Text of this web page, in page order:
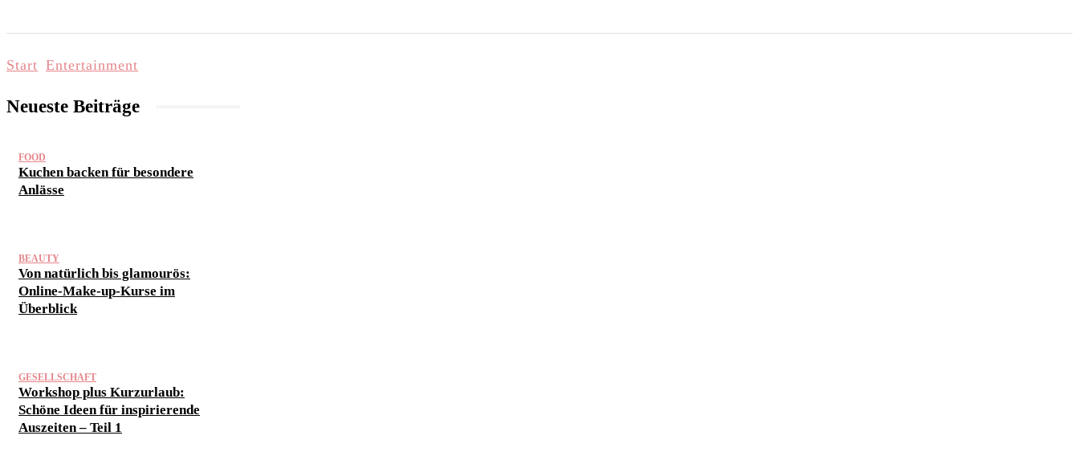
Start Entertainment
Neueste Beiträge
FOOD
Kuchen backen für besondere
Anlässe
BEAUTY
Von natürlich bis glamourös:
Online-Make-up-Kurse im
Überblick
GESELLSCHAFT
Workshop plus Kurzurlaub:
Schöne Ideen für inspirierende
Auszeiten – Teil 1